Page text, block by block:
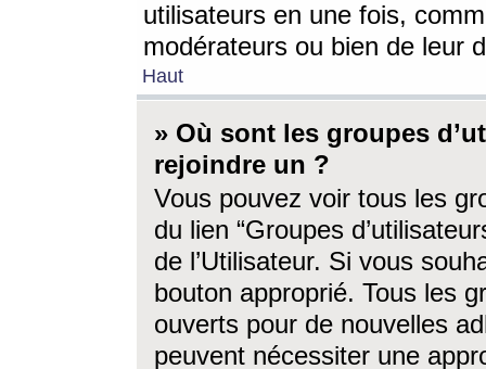
utilisateurs en une fois,
modérateurs ou bien de leur
Haut
» Où sont les groupes
rejoindre un ?
Vous pouvez voir tous les
du lien “Groupes
de l’Utilisateur. Si vous
bouton approprié. Tous les
ouverts pour de nouvelles
peuvent nécessiter une